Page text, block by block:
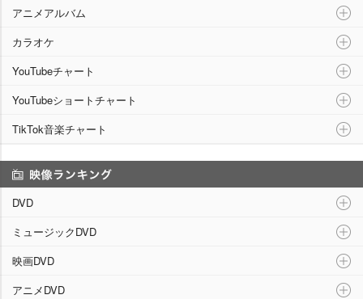
アニメアルバム
カラオケ
YouTubeチャート
YouTubeショートチャート
TikTok音楽チャート
DVD
ミュージックDVD
映画DVD
アニメDVD